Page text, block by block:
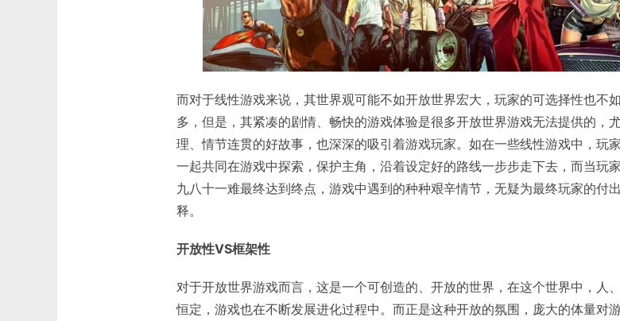
而对于线性游戏来说，其世界观可能不如开放世界宏大，玩家的可选择性也不
多，但是，其紧凑的剧情、畅快的游戏体验是很多开放世界游戏无法提供的，
理、情节连贯的好故事，也深深的吸引着游戏玩家。如在一些线性游戏中，玩
一起共同在游戏中探索，保护主角，沿着设定好的路线一步步走下去，而当玩
九八十一难最终达到终点，游戏中遇到的种种艰辛情节，无疑为最终玩家的付
释。
开放性VS框架性
对于开放世界游戏而言，这是一个可创造的、开放的世界，在这个世界中，人
恒定，游戏也在不断发展进化过程中。而正是这种开放的氛围，庞大的体量对